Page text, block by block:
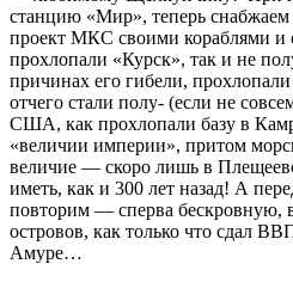
станцию «Мир», теперь снабжаем
проект МКС своими кораблями и
прохлопали «Курск», так и не
причинах его гибели,
отчего стали полу- (если не
США, как прохлопали базу в
«величии империи», притом
величие — скоро лишь в
иметь, как и 300 лет назад! А
повторим — сперва бескровную,
островов, как только что сдал
Амуре…